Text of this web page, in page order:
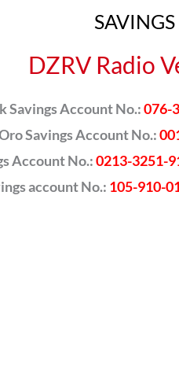
DZRV Radio
Savings Account No.:076-
Savings Account No.:
Account No.:0213-3251-
account No.: 105-910-